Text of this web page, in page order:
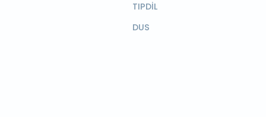
TIPDİL
DUS